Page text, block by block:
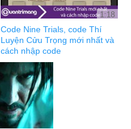
1:18
Code Nine Trials, code Thí
Luyện Cửu Trọng mới nhất và
cách nhập code